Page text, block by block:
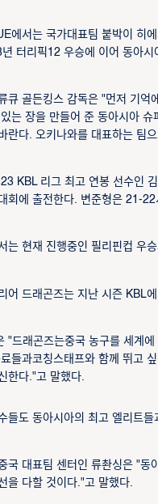
에서는 국가대표팀 붙박이 히
터리픽12 우승에 이어 동아시
큐 골든킹스 감독은 "먼저 기억
는 장을 만들어 준 동아시아
란다. 오키나와를 대표하는 팀
KBL 리그 최고 연봉 선수인
회에 출전한다. 변준형은 21-
는 현재 진행중인 필리핀컵 우
어 드래곤즈는 지난 시즌 KBL
"드래곤즈는중국 농구를 세계
들과코칭스태프와 함께 뛰고
한다."고 말했다.
들도 동아시아의 최고 엘리트
국 대표팀 센터인 류촨싱은 "동
을 다할 것이다."고 말했다.